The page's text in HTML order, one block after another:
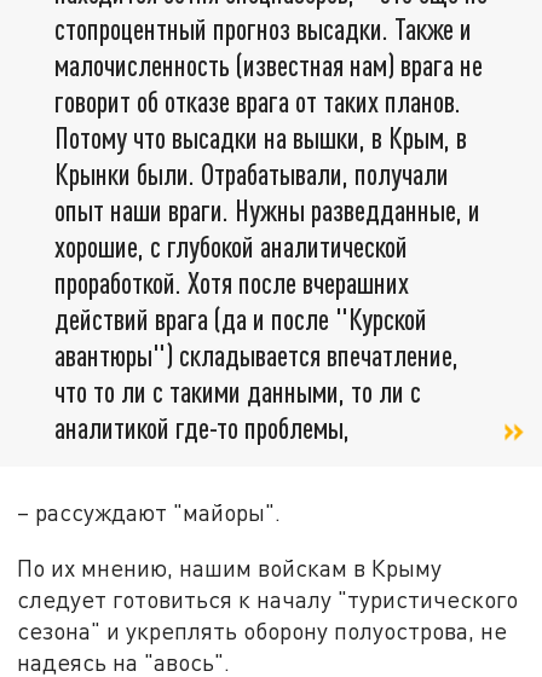
стопроцентный прогноз высадки. Также и
малочисленность (известная нам) врага не
говорит об отказе врага от таких планов.
Потому что высадки на вышки, в Крым, в
Крынки были. Отрабатывали, получали
опыт наши враги. Нужны разведданные, и
хорошие, с глубокой аналитической
проработкой. Хотя после вчерашних
действий врага (да и после "Курской
авантюры") складывается впечатление,
что то ли с такими данными, то ли с
аналитикой где-то проблемы,
– рассуждают "майоры".
По их мнению, нашим войскам в Крыму
следует готовиться к началу "туристического
сезона" и укреплять оборону полуострова, не
надеясь на "авось".